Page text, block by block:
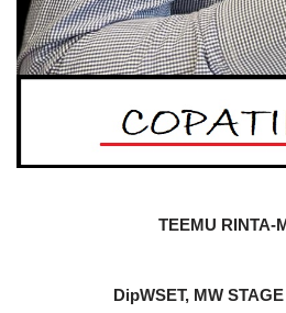
TEEMU RINTA-
DipWSET, MW